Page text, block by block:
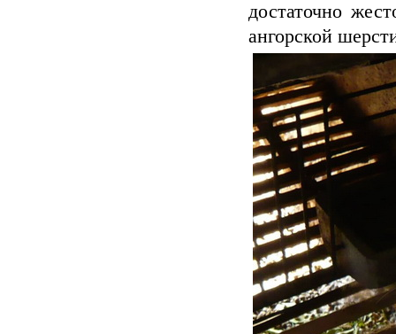
достаточно
ангорской